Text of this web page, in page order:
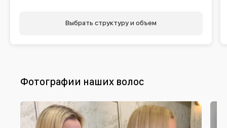
Выбрать структуру и объем
Фотографии наших волос